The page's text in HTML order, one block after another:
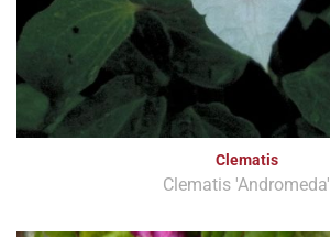
Clematis
Clematis 'Andromeda'